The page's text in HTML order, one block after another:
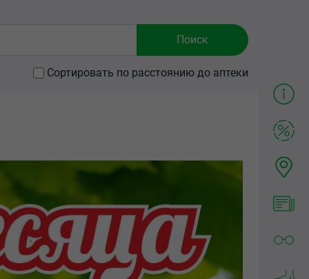
Сортировать по расстоянию до аптеки